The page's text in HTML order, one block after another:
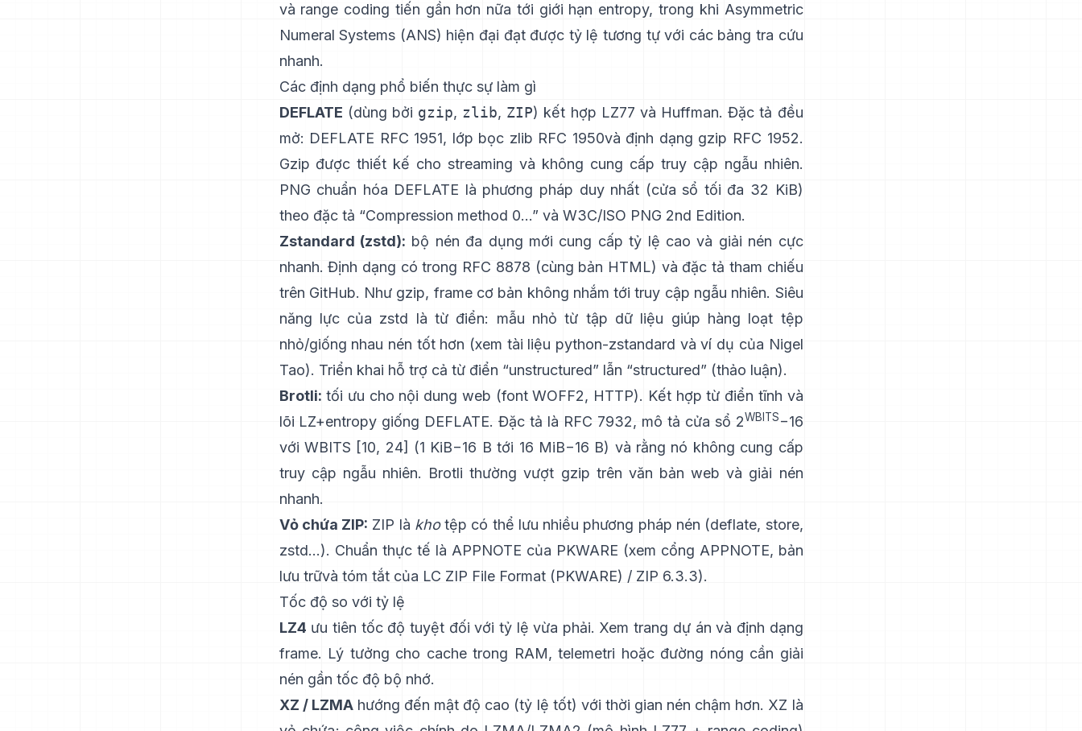
và range coding tiến gần hơn nữa tới giới hạn entropy, trong khi Asymmetric
Numeral Systems (ANS) hiện đại đạt được tỷ lệ tương tự với các bảng tra cứu
nhanh.
Các định dạng phổ biến thực sự làm gì
DEFLATE (dùng bởi gzip, zlib, ZIP) kết hợp LZ77 và Huffman. Đặc tả đều
mở: DEFLATE RFC 1951, lớp bọc zlib RFC 1950và định dạng gzip RFC 1952.
Gzip được thiết kế cho streaming và không cung cấp truy cập ngẫu nhiên.
PNG chuẩn hóa DEFLATE là phương pháp duy nhất (cửa sổ tối đa 32 KiB)
theo đặc tả “Compression method 0…” và W3C/ISO PNG 2nd Edition.
Zstandard (zstd): bộ nén đa dụng mới cung cấp tỷ lệ cao và giải nén cực
nhanh. Định dạng có trong RFC 8878 (cùng bản HTML) và đặc tả tham chiếu
trên GitHub. Như gzip, frame cơ bản không nhắm tới truy cập ngẫu nhiên. Siêu
năng lực của zstd là từ điển: mẫu nhỏ từ tập dữ liệu giúp hàng loạt tệp
nhỏ/giống nhau nén tốt hơn (xem tài liệu python-zstandard và ví dụ của Nigel
Tao). Triển khai hỗ trợ cả từ điển “unstructured” lẫn “structured” (thảo luận).
Brotli: tối ưu cho nội dung web (font WOFF2, HTTP). Kết hợp từ điển tĩnh và
lõi LZ+entropy giống DEFLATE. Đặc tả là RFC 7932, mô tả cửa sổ 2WBITS−16
với WBITS [10, 24] (1 KiB−16 B tới 16 MiB−16 B) và rằng nó không cung cấp
truy cập ngẫu nhiên. Brotli thường vượt gzip trên văn bản web và giải nén
nhanh.
Vỏ chứa ZIP: ZIP là khotệp có thể lưu nhiều phương pháp nén (deflate, store,
zstd...). Chuẩn thực tế là APPNOTE của PKWARE (xem cổng APPNOTE, bản
lưu trữvà tóm tắt của LC ZIP File Format (PKWARE) / ZIP 6.3.3).
Tốc độ so với tỷ lệ
LZ4 ưu tiên tốc độ tuyệt đối với tỷ lệ vừa phải. Xem trang dự án và định dạng
frame. Lý tưởng cho cache trong RAM, telemetri hoặc đường nóng cần giải
nén gần tốc độ bộ nhớ.
XZ / LZMAhướng đến mật độ cao (tỷ lệ tốt) với thời gian nén chậm hơn. XZ là